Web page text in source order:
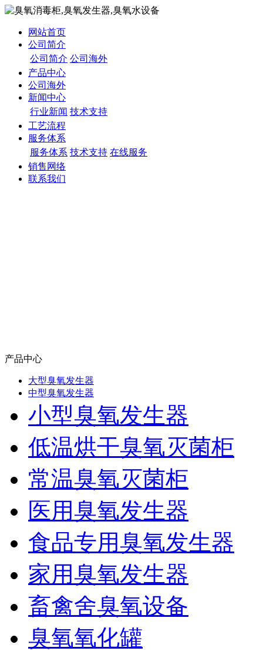
网站首页
公司简介
公司简介 公司海外
产品中心
公司海外
新闻中心
行业新闻 技术支持
工艺流程
服务体系
服务体系 技术支持 在线服务
销售网络
联系我们
产品中心
大型臭氧发生器
中型臭氧发生器
小型臭氧发生器
低温烘干臭氧灭菌柜
常温臭氧灭菌柜
医用臭氧发生器
食品专用臭氧发生器
家用臭氧发生器
畜禽舍臭氧设备
臭氧氧化罐